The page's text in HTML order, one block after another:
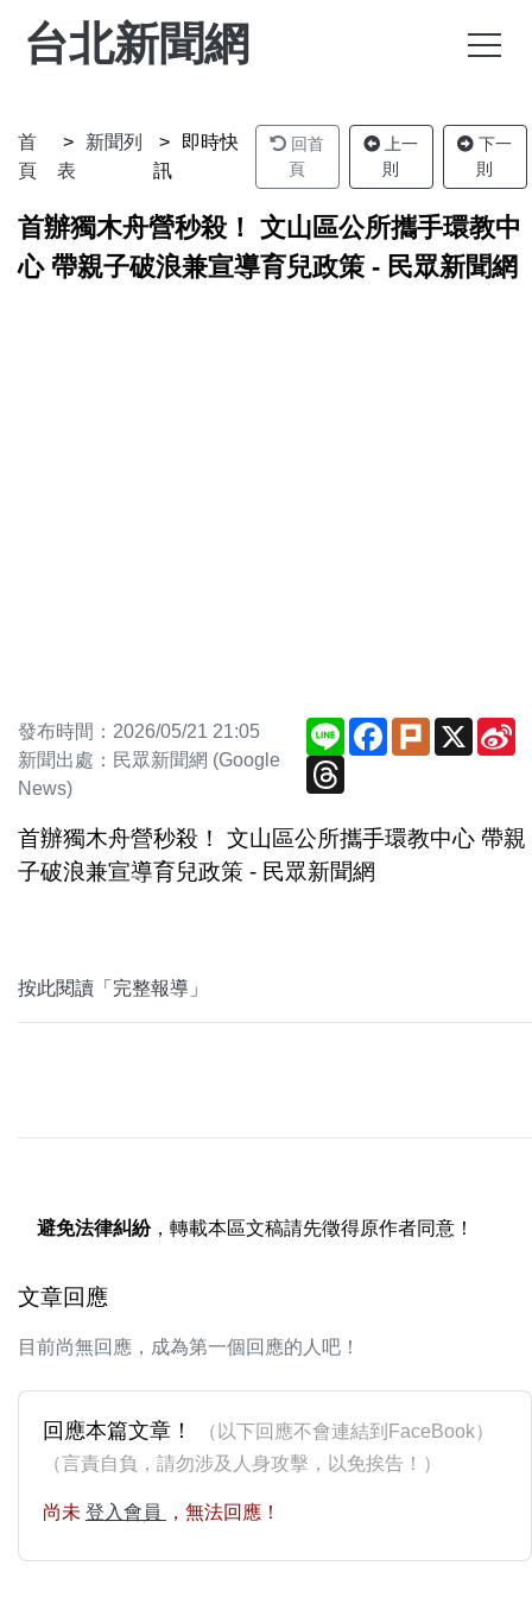
台北新聞網
首
頁
新聞列
表
即時快
訊
回首
頁
上一
則
下一
則
首辦獨木舟營秒殺！ 文山區公所攜手環教中
心 帶親子破浪兼宣導育兒政策 - 民眾新聞網
發布時間：2026/05/21 21:05
新聞出處：民眾新聞網 (Google
News)
Line Facebook
PlurkX
Threads
首辦獨木舟營秒殺！ 文山區公所攜手環教中心 帶親
子破浪兼宣導育兒政策 - 民眾新聞網
按此閱讀「完整報導」
避免法律糾紛，轉載本區文稿請先徵得原作者同意！
文章回應
目前尚無回應，成為第一個回應的人吧！
回應本篇文章！
（以下回應不會連結到FaceBook）
（言責自負，請勿涉及人身攻擊，以免挨告！）
尚未 登入會員 ，無法回應！